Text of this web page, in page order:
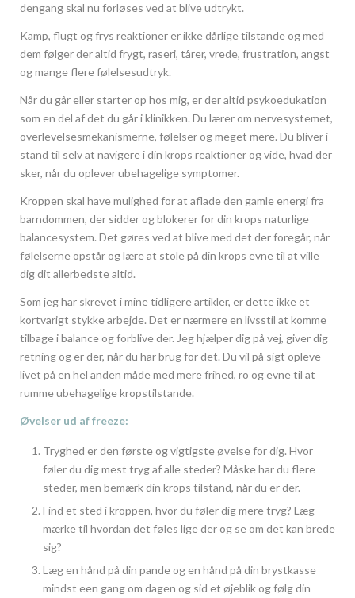
dengang skal nu forløses ved at blive udtrykt.
Kamp, flugt og frys reaktioner er ikke dårlige tilstande og med
dem følger der altid frygt, raseri, tårer, vrede, frustration, angst
og mange flere følelsesudtryk.
Når du går eller starter op hos mig, er der altid psykoedukation
som en del af det du går i klinikken. Du lærer om nervesystemet,
overlevelsesmekanismerne, følelser og meget mere. Du bliver i
stand til selv at navigere i din krops reaktioner og vide, hvad der
sker, når du oplever ubehagelige symptomer.
Kroppen skal have mulighed for at aflade den gamle energi fra
barndommen, der sidder og blokerer for din krops naturlige
balancesystem. Det gøres ved at blive med det der foregår, når
følelserne opstår og lære at stole på din krops evne til at ville
dig dit allerbedste altid.
Som jeg har skrevet i mine tidligere artikler, er dette ikke et
kortvarigt stykke arbejde. Det er nærmere en livsstil at komme
tilbage i balance og forblive der. Jeg hjælper dig på vej, giver dig
retning og er der, når du har brug for det. Du vil på sigt opleve
livet på en hel anden måde med mere frihed, ro og evne til at
rumme ubehagelige kropstilstande.
Øvelser ud af freeze:
Tryghed er den første og vigtigste øvelse for dig. Hvor
føler du dig mest tryg af alle steder? Måske har du flere
steder, men bemærk din krops tilstand, når du er der.
Find et sted i kroppen, hvor du føler dig mere tryg? Læg
mærke til hvordan det føles lige der og se om det kan brede
sig?
Læg en hånd på din pande og en hånd på din brystkasse
mindst een gang om dagen og sid et øjeblik og følg din